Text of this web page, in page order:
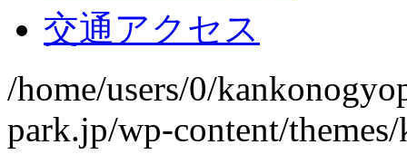
交通アクセス
/home/users/0/
park.jp/wp-content/